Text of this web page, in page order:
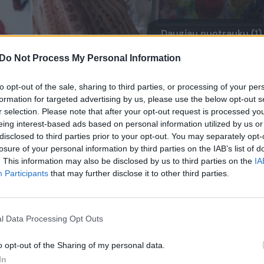
Do Not Process My Personal Information
opt-out of the sale, sharing to third parties, or processing of your
for targeted advertising by us, please use the below opt-out
selection. Please note that after your opt-out request is processed
interest-based ads based on personal information utilized by us
to third parties prior to your opt-out. You may separately
of your personal information by third parties on the IAB’s list of
This information may also be disclosed by us to third parties on the
Participants that may further disclose it to other third parties.
Data Processing Opt Outs
opt-out of the Sharing of my personal data.
Daugiau nuotraukų (1)
pastaruoju metu turi sveikatos
buvo amputuota koja, gali tekti
vežimėliu, todėl išeiti iš namų yra
visas sporto naujienas, nes yra
praleidimo būdas – žiūrėti televizorių,